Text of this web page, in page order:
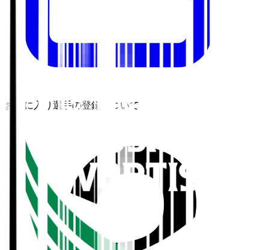
お気に入り選手の登録について